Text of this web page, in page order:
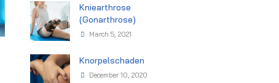
Kniearthrose
(Gonarthrose)
March 5, 2021
Knorpelschaden
December 10, 2020